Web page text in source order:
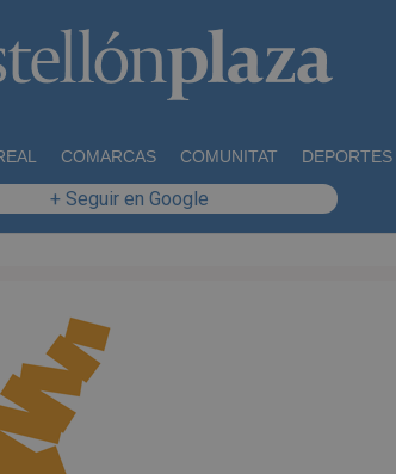
COMARCAS COMUNITAT DEPORTES
+ Seguir en Google